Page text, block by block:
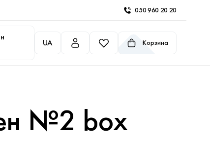
050 960 20 20
UA Корзина
№2 box